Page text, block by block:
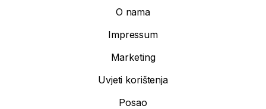
O nama
Impressum
Marketing
Uvjeti korištenja
Posao